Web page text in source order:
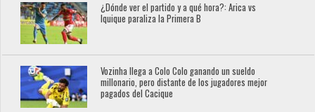
¿Dónde ver el partido y a qué hora?: Arica vs
Iquique paraliza la Primera B
Vozinha llega a Colo Colo ganando un sueldo
millonario, pero distante de los jugadores mejor
pagados del Cacique